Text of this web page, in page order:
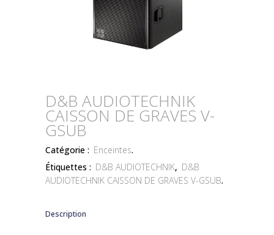
D&B AUDIOTECHNIK
CAISSON DE GRAVES V-
GSUB
Catégorie : Enceintes.
Étiquettes : D&B AUDIOTECHNIK, D&B
AUDIOTECHNIK CAISSON DE GRAVES V-GSUB.
Description